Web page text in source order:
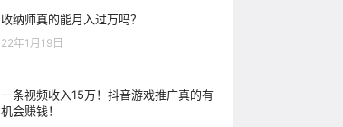
收纳师真的能月入过万吗？
22年1月19日
一条视频收入15万！抖音游戏推广真的有
机会赚钱！